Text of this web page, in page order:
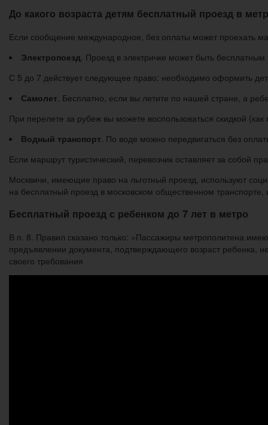
До какого возраста детям бесплатный проезд в
Если сообщение международное, без оплаты может проехать
Электропоезд . Проезд в электричке может быть
С 5 до 7 действует следующее право: необходимо оформить
Самолет . Бесплатно, если вы летите по нашей стране, а
При перелете за рубеж вы можете воспользоваться скидкой
Водный транспорт . По воде можно передвигаться без
Если маршрут туристический, перевозчик оставляет за собой
Москвичи, имеющие право на льготный проезд, используют
на бесплатный проезд в московском общественном
Бесплатный проезд с ребенком до 7 лет в метро
В п. 8. Правил сказано только: «Пассажиры метрополитена
предъявлении документа, подтверждающего возраст ребенка,
своего требования